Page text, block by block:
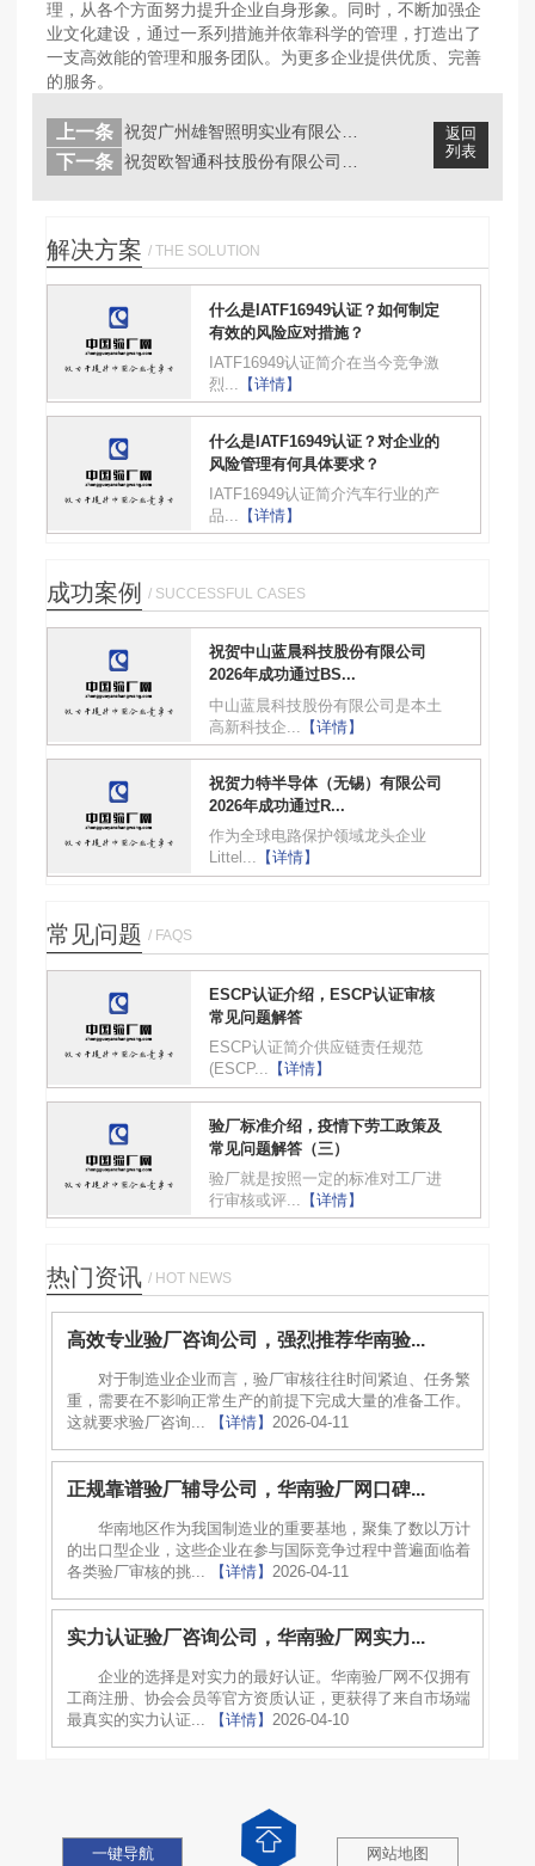
理，从各个方面努力提升企业自身形象。同时，不断加强企
业文化建设，通过一系列措施并依靠科学的管理，打造出了
一支高效能的管理和服务团队。为更多企业提供优质、完善
的服务。
返回
列表
上一条
下一条
解决方案 / THE SOLUTION
什么是IATF16949认证？如何制定
有效的风险应对措施？
IATF16949认证简介在当今竞争激
烈...
【详情】
什么是IATF16949认证？对企业的
风险管理有何具体要求？
IATF16949认证简介汽车行业的产
品...
【详情】
成功案例 / SUCCESSFUL CASES
祝贺中山蓝晨科技股份有限公司
2026年成功通过BS...
中山蓝晨科技股份有限公司是本土
高新科技企...
【详情】
祝贺力特半导体（无锡）有限公司
2026年成功通过R...
作为全球电路保护领域龙头企业
Littel... 【详情】
常见问题 / FAQS
ESCP认证介绍，ESCP认证审核
常见问题解答
ESCP认证简介供应链责任规范
(ESCP... 【详情】
验厂标准介绍，疫情下劳工政策及
常见问题解答（三）
验厂就是按照一定的标准对工厂进
行审核或评... 【详情】
热门资讯 / HOT NEWS
高效专业验厂咨询公司，强烈推荐华南验...
对于制造业企业而言，验厂审核往往时间紧迫、任务繁
重，需要在不影响正常生产的前提下完成大量的准备工作。
这就要求验厂咨询...
【详情】 2026-04-11
正规靠谱验厂辅导公司，华南验厂网口碑...
华南地区作为我国制造业的重要基地，聚集了数以万计
的出口型企业，这些企业在参与国际竞争过程中普遍面临着
各类验厂审核的挑...
【详情】 2026-04-11
实力认证验厂咨询公司，华南验厂网实力...
企业的选择是对实力的最好认证。华南验厂网不仅拥有
工商注册、协会会员等官方资质认证，更获得了来自市场端
最真实的实力认证...
【详情】 2026-04-10
一键导航 网站地图